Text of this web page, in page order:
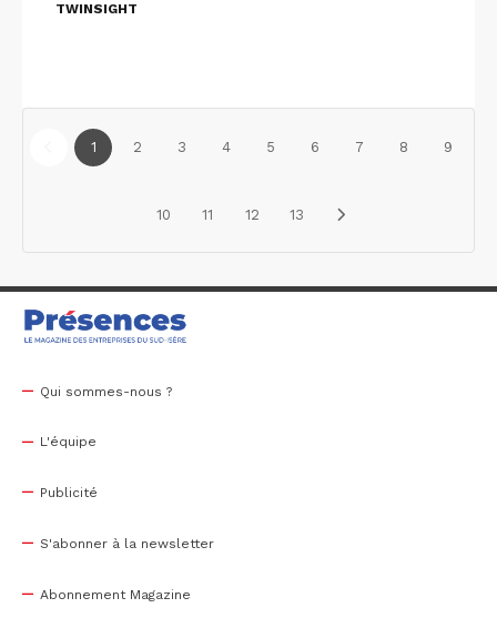
TWINSIGHT
1 2 3 4 5 6 7 8 9
10 11 12 13
Qui sommes-nous ?
L'équipe
Publicité
S'abonner à la newsletter
Abonnement Magazine